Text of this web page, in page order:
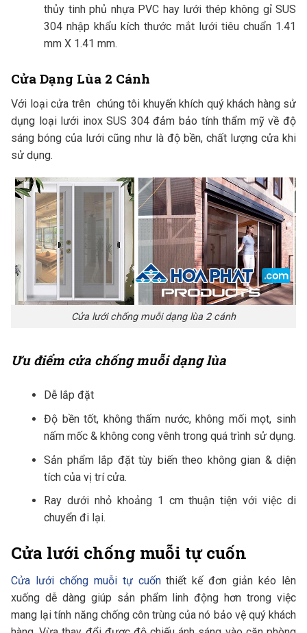
thủy tinh phủ nhựa PVC hay lưới thép không gỉ SUS
304 nhập khẩu kích thước mắt lưới tiêu chuẩn 1.41
mm X 1.41 mm.
Cửa Dạng Lùa 2 Cánh
Với loại cửa trên chúng tôi khuyến khích quý khách hàng sử
dụng loại lưới inox SUS 304 đảm bảo tính thẩm mỹ về độ
sáng bóng của lưới cũng như là độ bền, chất lượng cửa khi
sử dụng.
Cửa lưới chống muỗi dạng lùa 2 cánh
Ưu điểm cửa chống muỗi dạng lùa
Dễ lắp đặt
Độ bền tốt, không thấm nước, không mối mọt, sinh
nấm mốc & không cong vênh trong quá trình sử dụng.
Sản phẩm lắp đặt tùy biến theo không gian & diện
tích của vị trí cửa.
Ray dưới nhỏ khoảng 1 cm thuận tiện với việc di
chuyển đi lại.
Cửa lưới chống muỗi tự cuốn
Cửa lưới chống muỗi tự cuốnthiết kế đơn giản kéo lên
xuống dễ dàng giúp sản phẩm linh động hơn trong việc
mang lại tính năng chống côn trùng của nó bảo vệ quý khách